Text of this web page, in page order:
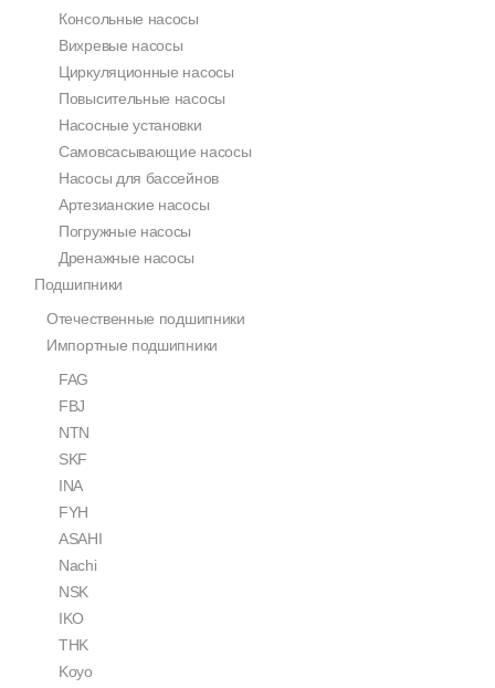
Консольные насосы
Вихревые насосы
Циркуляционные насосы
Повысительные насосы
Насосные установки
Самовсасывающие насосы
Насосы для бассейнов
Артезианские насосы
Погружные насосы
Дренажные насосы
Подшипники
Отечественные подшипники
Импортные подшипники
FAG
FBJ
NTN
SKF
INA
FYH
ASAHI
Nachi
NSK
IKO
THK
Koyo